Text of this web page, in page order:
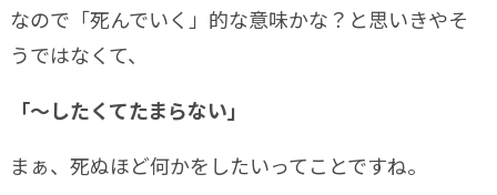
なので「死んでいく」的な意味かな？と思いきやそ
うではなくて、
「〜したくてたまらない」
まぁ、死ぬほど何かをしたいってことですね。